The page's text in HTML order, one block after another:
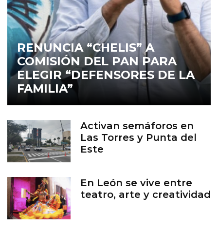
RENUNCIA “CHELIS” A
COMISIÓN DEL PAN PARA
ELEGIR “DEFENSORES DE LA
FAMILIA”
Activan semáforos en
Las Torres y Punta del
Este
En León se vive entre
teatro, arte y creatividad